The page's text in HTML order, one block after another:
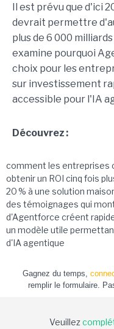
Il est prévu que d'ici
devrait permettre
plus de 6 000
examine pourquoi
choix pour les
sur investissement
accessible pour l'IA
Découvrez :
comment les entreprises
obtenir un ROI cinq fois
20 % à une solution
des témoignages qui
d'Agentforce créent
un modèle utile
d'IA agentique
Gagnez du temps,
remplir le formulaire.
Veuillez